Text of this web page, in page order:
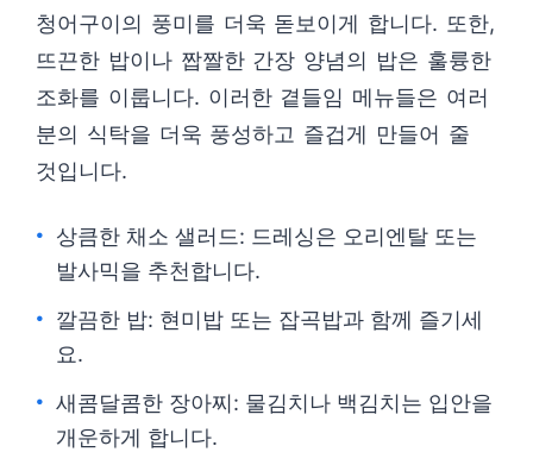
청어구이의 풍미를 더욱 돋보이게 합니다. 또한,
뜨끈한 밥이나 짭짤한 간장 양념의 밥은 훌륭한
조화를 이룹니다. 이러한 곁들임 메뉴들은 여러
분의 식탁을 더욱 풍성하고 즐겁게 만들어 줄
것입니다.
상큼한 채소 샐러드: 드레싱은 오리엔탈 또는
발사믹을 추천합니다.
깔끔한 밥: 현미밥 또는 잡곡밥과 함께 즐기세
요.
새콤달콤한 장아찌: 물김치나 백김치는 입안을
개운하게 합니다.